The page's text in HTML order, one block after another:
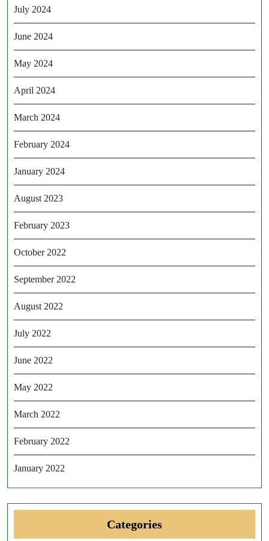
July 2024
June 2024
May 2024
April 2024
March 2024
February 2024
January 2024
August 2023
February 2023
October 2022
September 2022
August 2022
July 2022
June 2022
May 2022
March 2022
February 2022
January 2022
Categories